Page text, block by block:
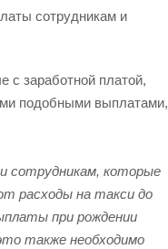
сотрудникам и
с заработной платой,
подобными выплатами,
сотрудникам, которые
расходы на такси до
при рождении
также необходимо